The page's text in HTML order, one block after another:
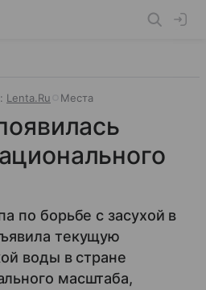
Lenta.Ru Места
по борьбе с засухой в
текущую
воды в стране
масштаба,